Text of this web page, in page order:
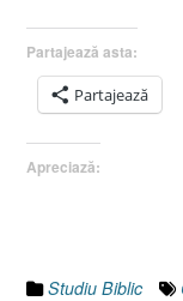
Partajează asta:
Partajează
Apreciază:
Studiu Biblic